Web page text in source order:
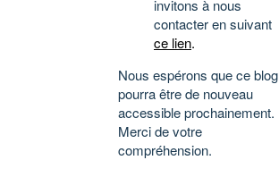
invitons à nous
contacter en suivant
ce lien.
Nous espérons que ce blog
pourra être de nouveau
accessible prochainement.
Merci de votre
compréhension.